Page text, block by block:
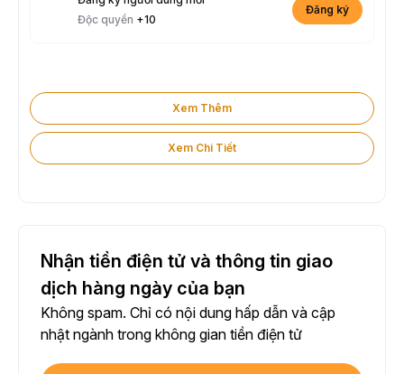
Độc quyền +10
Đăng ký
Xem Thêm
Xem Chi Tiết
Nhận tiền điện tử và thông tin giao
dịch hàng ngày của bạn
Không spam. Chỉ có nội dung hấp dẫn và cập
nhật ngành trong không gian tiền điện tử